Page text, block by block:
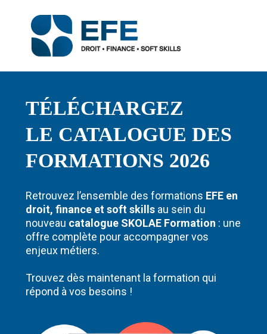
TÉLÉCHARGEZ
LE CATALOGUE DES
FORMATIONS 2026
Retrouvez l’ensemble des formations EFE en
droit, finance et soft skillsau sein du
nouveau catalogue SKOLAE Formation : une
offre complète pour accompagner vos
enjeux métiers.
Trouvez dès maintenant la formation qui
répond à vos besoins !